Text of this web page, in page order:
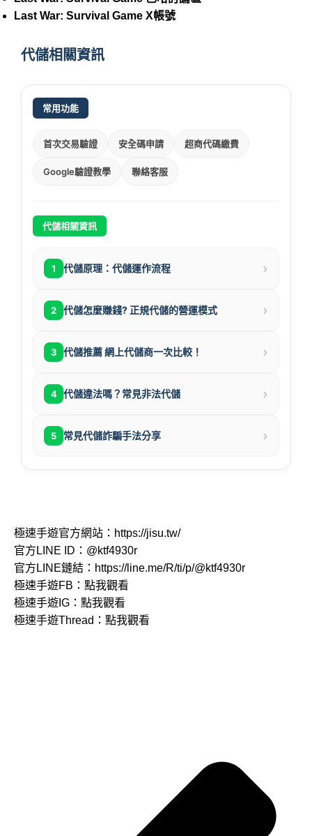
Last War: Survival Game X帳號
代儲相關資訊
常用功能
首次交易驗證 安全碼申請 超商代碼繳費
Google驗證教學 聯絡客服
代儲相關資訊
1 代儲原理：代儲運作流程 ›
2 代儲怎麼賺錢? 正規代儲的營運模式 ›
3 代儲推薦 網上代儲商一次比較！ ›
4 代儲違法嗎？常見非法代儲 ›
5 常見代儲詐騙手法分享 ›
極速手遊官方網站： https://jisu.tw/
官方LINE ID： @ktf4930r
官方LINE鏈結： https://line.me/R/ti/p/@ktf4930r
極速手遊FB： 點我觀看
極速手遊IG： 點我觀看
極速手遊Thread： 點我觀看